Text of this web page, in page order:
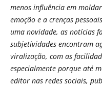
menos influência em
emoção e a crenças
uma novidade, as notícias
subjetividades encontram
viralização, com as
especialmente porque até
editor nas redes sociais,